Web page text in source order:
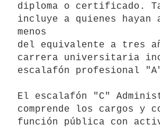
diploma o certificado.
incluye a quienes hayan
menos
del equivalente a tres
carrera universitaria
escalafón profesional
El escalafón "C"
comprende los cargos y
función pública con